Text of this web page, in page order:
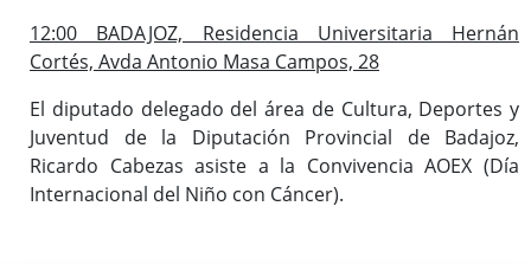
12:00 BADAJOZ, Residencia Universitaria Hernán
Cortés, Avda Antonio Masa Campos, 28
El diputado delegado del área de Cultura, Deportes y
Juventud de la Diputación Provincial de Badajoz,
Ricardo Cabezas asiste a la Convivencia AOEX (Día
Internacional del Niño con Cáncer).